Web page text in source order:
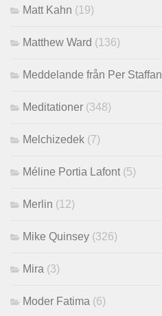
Matt Kahn (19)
Matthew Ward (136)
Meddelande från Per Staffan
Meditationer (348)
Melchizedek (7)
Méline Portia Lafont (5)
Merlin (12)
Mike Quinsey (326)
Mira (3)
Moder Fatima (6)